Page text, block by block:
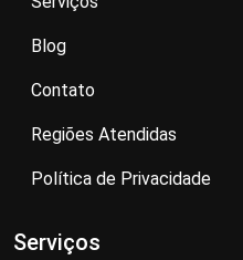
Blog
Contato
Regiões Atendidas
Política de Privacidade
Serviços